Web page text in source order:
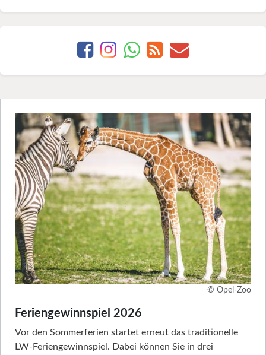
© Opel-Zoo
Feriengewinnspiel 2026
Vor den Sommerferien startet erneut das traditionelle
LW-Feriengewinnspiel. Dabei können Sie in drei